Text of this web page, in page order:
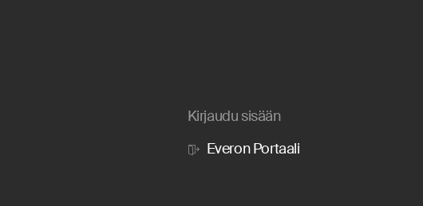
Kirjaudu sisään
Everon Portaali